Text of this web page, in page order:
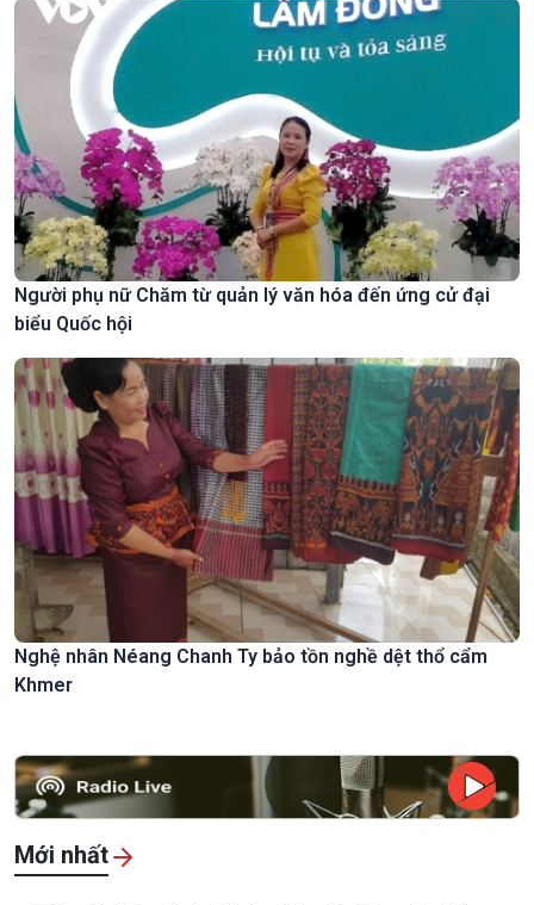
Người phụ nữ Chăm từ quản lý văn hóa đến ứng cử đại
biểu Quốc hội
Nghệ nhân Néang Chanh Ty bảo tồn nghề dệt thổ cẩm
Khmer
Mới nhất